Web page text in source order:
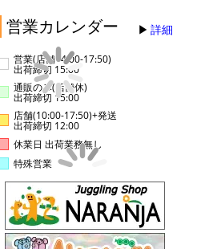
営業カレンダー 詳細
営業(店舗14:00-17:50)
出荷締切 15:00
通販のみ(店舗休)
出荷締切 15:00
店舗(10:00-17:50)+発送
出荷締切 12:00
休業日 出荷業務無し
特殊営業